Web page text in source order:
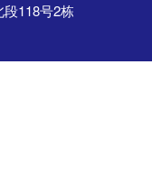
118号2栋